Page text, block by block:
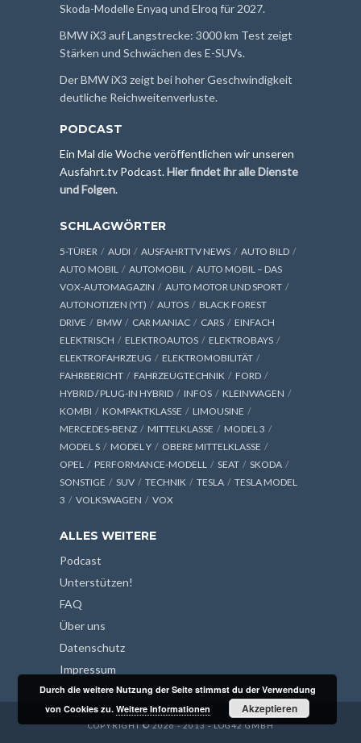
Skoda-Modelle Enyaq und Elroq für 2027.
BMW iX3 auf Langstrecke: 3000 km Test zeigt
Stärken und Schwächen des E-SUVs.
Der BMW iX3 zeigt bei hoher Geschwindigkeit
deutliche Reichweitenverluste.
PODCAST
Ein Mal die Woche veröffentlichen wir unseren
Ausfahrt.tv Podcast.Hier findet ihr alle Dienste
und Folgen.
SCHLAGWÖRTER
5-TÜRER AUDI AUSFAHRTTV NEWS
AUTO BILD
AUTO MOBIL
AUTOMOBIL
AUTO MOBIL – DAS
VOX-AUTOMAGAZIN
AUTO MOTOR UND SPORT
AUTONOTIZEN (YT)
AUTOS
BLACK FOREST
DRIVE
BMW CAR MANIAC CARS
EINFACH
ELEKTRISCH
ELEKTROAUTOS
ELEKTROBAYS
ELEKTROFAHRZEUG
ELEKTROMOBILITÄT
FAHRBERICHT
FAHRZEUGTECHNIK
FORD
HYBRID / PLUG-IN HYBRID
INFOS
KLEINWAGEN
KOMBI
KOMPAKTKLASSE
LIMOUSINE
MERCEDES-BENZ
MITTELKLASSE
MODEL 3
MODEL S
MODEL Y
OBERE MITTELKLASSE
OPEL
PERFORMANCE-MODELL SEAT
SKODA
SONSTIGE
SUV TECHNIK TESLA
TESLA MODEL
3
VOLKSWAGEN VOX
ALLES WEITERE
Podcast
Unterstützen!
FAQ
Über uns
Datenschutz
Impressum
COPYRIGHT © 2026 - 2013 - LOG42 GMBH
Durch die weitere Nutzung der Seite stimmst du der Verwendung
von Cookies zu.Weitere Informationen Akzeptieren